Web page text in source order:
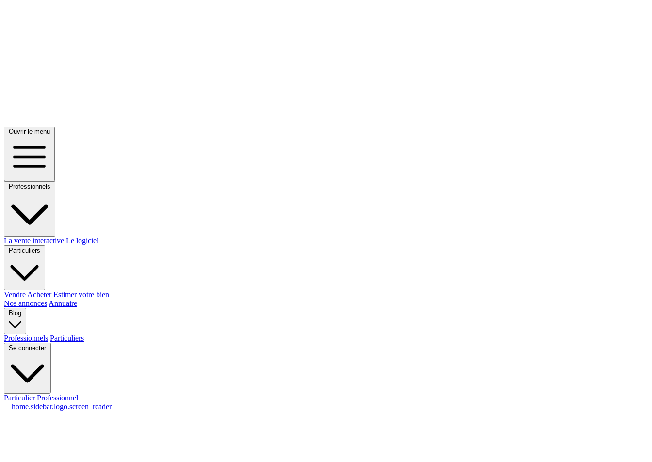
Ouvrir le menu
Professionnels
La vente interactive Le logiciel
Particuliers
Vendre Acheter Estimer votre bien
Nos annonces Annuaire
Blog
Professionnels Particuliers
Se connecter
Particulier Professionnel
__home.sidebar.logo.screen_reader